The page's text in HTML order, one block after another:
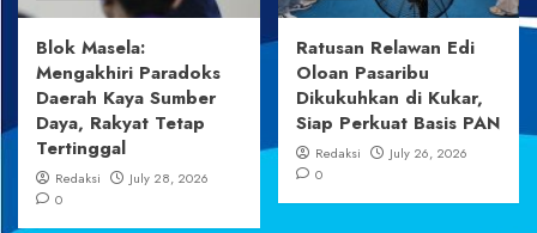
Blok Masela:
Mengakhiri Paradoks
Daerah Kaya Sumber
Daya, Rakyat Tetap
Tertinggal
Redaksi
July 28, 2026
0
Ratusan Relawan Edi
Oloan Pasaribu
Dikukuhkan di Kukar,
Siap Perkuat Basis PAN
Redaksi
July 26, 2026
0